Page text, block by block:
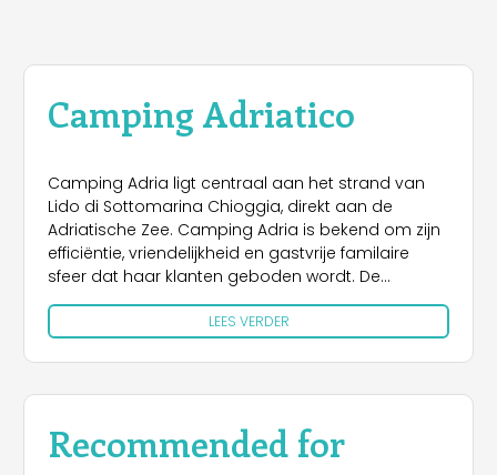
Camping Adriatico
Camping Adria ligt centraal aan het strand van
Lido di Sottomarina Chioggia, direkt aan de
Adriatische Zee. Camping Adria is bekend om zijn
efficiëntie, vriendelijkheid en gastvrije familaire
sfeer dat haar klanten geboden wordt. De
camping is van alle gemakken voorzien,
gerenoveerd buitenzwembad voor volwassenen
en kinderen, animatie, aqua-aerobic, mini-club en
een nieuw theater voor de avondshows en een
nieuwe speeltuin. Op de camping bevinden zich
waar u de typische lokale gerechten kunt proeven.
De uitstekende sanitaire voorzieningen zijn in het
LEES VERDER
Recommended for